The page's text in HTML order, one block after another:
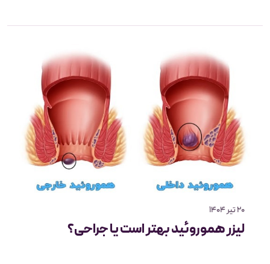
پیشرفته‌ای برای درمان این بیماری پوستی وجود دارد که بیمار
کند و به زندگی روزمره خود بازگردد. در این مقاله به بررسی
چیستی کیست مویی و اهمیت درمان به‌موقع آن، روش‌های
درمانی سنتی و پیشرفته کیست مویی پرداخته خواهد شد و در
نهایت سریع‌ترین روش درمان آن نیز معرفی خواهد شد.
20 تیر 1404
لیزر هموروئید بهتر است یا جراحی؟